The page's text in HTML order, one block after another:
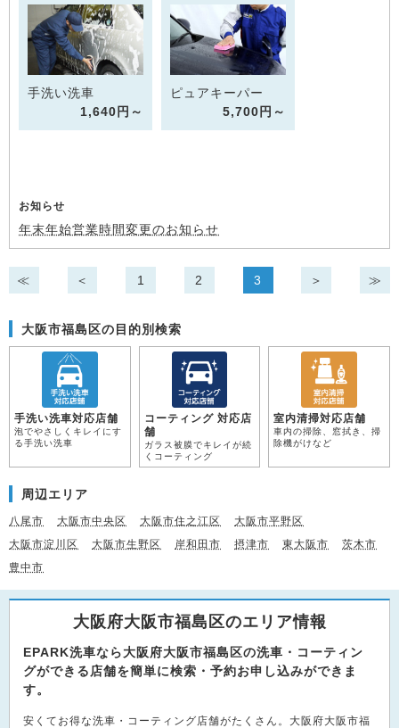
手洗い洗車
1,640円～
ピュアキーパー
5,700円～
お知らせ
年末年始営業時間変更のお知らせ
≪ ＜ 1 2 3 ＞ ≫
大阪市福島区の目的別検索
手洗い洗車対応店舗
泡でやさしくキレイにす
る手洗い洗車
コーティング 対応店
舗
ガラス被膜でキレイが続
くコーティング
室内清掃対応店舗
車内の掃除、窓拭き、掃
除機がけなど
周辺エリア
八尾市 大阪市中央区 大阪市住之江区
大阪市平野区
大阪市淀川区
大阪市生野区 岸和田市 摂津市 東大阪市
茨木市
豊中市
大阪府大阪市福島区のエリア情報
EPARK洗車なら大阪府大阪市福島区の洗車・コーティン
グができる店舗を簡単に検索・予約お申し込みができま
す。
安くてお得な洗車・コーティング店舗がたくさん。大阪府大阪市福